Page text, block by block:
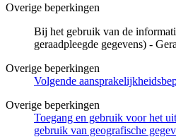
Overige beperkingen
Bij het gebruik van de
geraadpleegde gegevens) -
Overige beperkingen
Volgende
Overige beperkingen
Toegang en gebruik voor het
gebruik van geografische